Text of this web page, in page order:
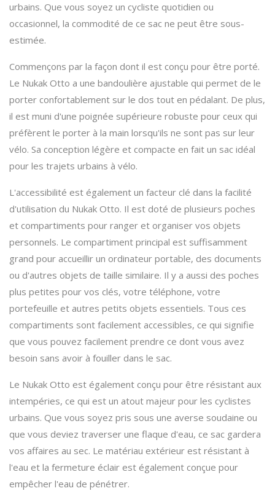
urbains. Que vous soyez un cycliste quotidien ou
occasionnel, la commodité de ce sac ne peut être sous-
estimée.
Commençons par la façon dont il est conçu pour être porté.
Le Nukak Otto a une bandoulière ajustable qui permet de le
porter confortablement sur le dos tout en pédalant. De plus,
il est muni d'une poignée supérieure robuste pour ceux qui
préfèrent le porter à la main lorsqu'ils ne sont pas sur leur
vélo. Sa conception légère et compacte en fait un sac idéal
pour les trajets urbains à vélo.
L'accessibilité est également un facteur clé dans la facilité
d'utilisation du Nukak Otto. Il est doté de plusieurs poches
et compartiments pour ranger et organiser vos objets
personnels. Le compartiment principal est suffisamment
grand pour accueillir un ordinateur portable, des documents
ou d'autres objets de taille similaire. Il y a aussi des poches
plus petites pour vos clés, votre téléphone, votre
portefeuille et autres petits objets essentiels. Tous ces
compartiments sont facilement accessibles, ce qui signifie
que vous pouvez facilement prendre ce dont vous avez
besoin sans avoir à fouiller dans le sac.
Le Nukak Otto est également conçu pour être résistant aux
intempéries, ce qui est un atout majeur pour les cyclistes
urbains. Que vous soyez pris sous une averse soudaine ou
que vous deviez traverser une flaque d'eau, ce sac gardera
vos affaires au sec. Le matériau extérieur est résistant à
l'eau et la fermeture éclair est également conçue pour
empêcher l'eau de pénétrer.